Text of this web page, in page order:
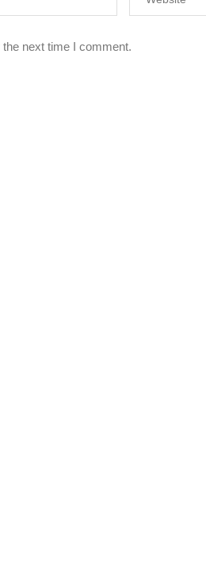
next time I comment.